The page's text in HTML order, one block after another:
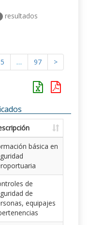
resultados
5 … 97 >
básica en
de
de
equipajes